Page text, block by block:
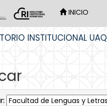
INICIO
INSTITUCIONAL UAQ